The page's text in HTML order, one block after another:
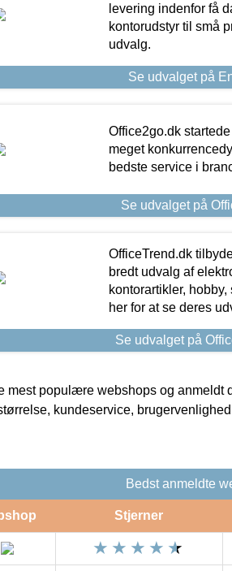
levering indenfor få
kontorudstyr til små
udvalg.
Se udvalget på
Office2go.dk
meget
bedste service i
Se udvalget på
OfficeTrend.dk
bredt udvalg af
kontorartikler,
her for at se deres
Se udvalget på
mest populære webshops og anmeldt
kundeservice,
Bedst anmeldte
Stjerner